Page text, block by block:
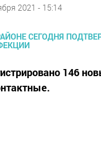
2021 - 15:14
146